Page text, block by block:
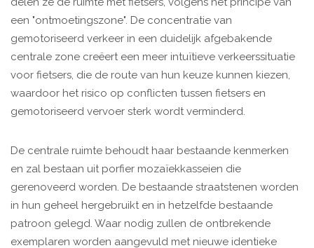
een "ontmoetingszone". De concentratie van
gemotoriseerd verkeer in een duidelijk afgebakende
centrale zone creëert een meer intuïtieve verkeerssituatie
voor fietsers, die de route van hun keuze kunnen kiezen,
waardoor het risico op conflicten tussen fietsers en
gemotoriseerd vervoer sterk wordt verminderd.
De centrale ruimte behoudt haar bestaande kenmerken
en zal bestaan uit porfier mozaïekkasseien die
gerenoveerd worden. De bestaande straatstenen worden
in hun geheel hergebruikt en in hetzelfde bestaande
patroon gelegd. Waar nodig zullen de ontbrekende
exemplaren worden aangevuld met nieuwe identieke